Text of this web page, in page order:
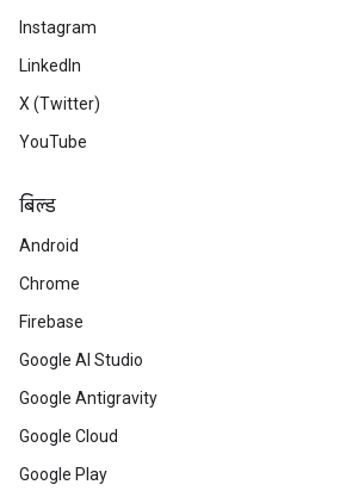
Instagram
LinkedIn
X (Twitter)
YouTube
बिल्ड
Android
Chrome
Firebase
Google AI Studio
Google Antigravity
Google Cloud
Google Play